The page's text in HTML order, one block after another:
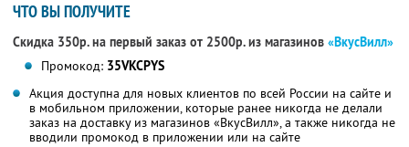
ЧТО ВЫ ПОЛУЧИТЕ
Скидка 350р. на первый заказ от 2500р. из магазинов «ВкусВилл»
Промокод: 35VKCPYS
Акция доступна для новых клиентов по всей России на сайте и
в мобильном приложении, которые ранее никогда не делали
заказ на доставку из магазинов «ВкусВилл», а также никогда не
вводили промокод в приложении или на сайте